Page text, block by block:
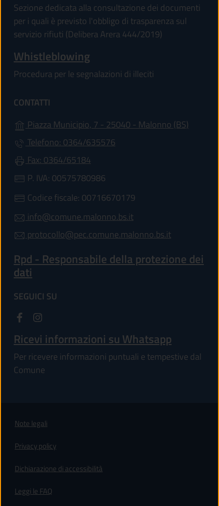
Sezione dedicata alla consultazione dei documenti
per i quali è previsto l'obbligo di trasparenza sul
servizio rifiuti (Delibera Arera 444/2019)
Whistleblowing
Procedura per le segnalazioni di illeciti
CONTATTI
Piazza Municipio, 7 - 25040 - Malonno (BS)
Telefono: 0364/635576
Fax: 0364/65184
P. IVA: 00575780986
Codice fiscale: 00716670179
info@comune.malonno.bs.it
protocollo@pec.comune.malonno.bs.it
Rpd - Responsabile della protezione dei
dati
SEGUICI SU
Ricevi informazioni su Whatsapp
Per ricevere informazioni puntuali e tempestive dal
Comune
Note legali
Privacy policy
Dichiarazione di accessibilità
Leggi le FAQ